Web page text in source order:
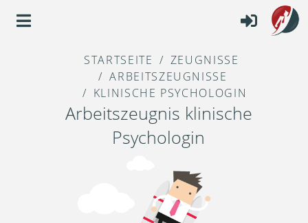
STARTSEITE
ZEUGNISSE
ARBEITSZEUGNISSE
KLINISCHE PSYCHOLOGIN
Arbeitszeugnis klinische
Psychologin